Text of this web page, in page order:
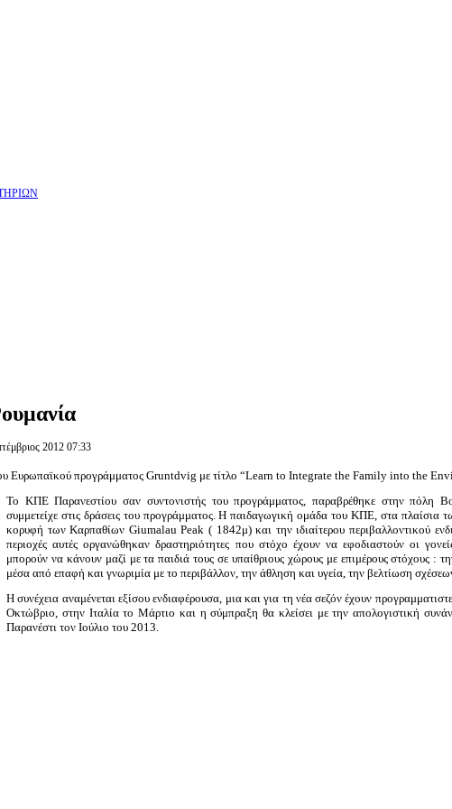
2012 07:33
Ευρωπαϊκού προγράμματος Gruntdvig με τίτλο “Learn to Integrate the Family into the
Το ΚΠΕ Παρανεστίου σαν συντονιστής του προγράμματος, παραβρέθηκε στην πόλη
συμμετείχε στις δράσεις του προγράμματος. Η παιδαγωγική ομάδα του ΚΠΕ, στα πλαίσια
κορυφή των Καρπαθίων Giumalau Peak ( 1842μ) και την ιδιαίτερου περιβαλλοντικού
περιοχές αυτές οργανώθηκαν δραστηριότητες που στόχο έχουν να εφοδιαστούν οι
μπορούν να κάνουν μαζί με τα παιδιά τους σε υπαίθριους χώρους με επιμέρους στόχους :
μέσα από επαφή και γνωριμία με το περιβάλλον, την άθληση και υγεία, την βελτίωση
Η συνέχεια αναμένεται εξίσου ενδιαφέρουσα, μια και για τη νέα σεζόν έχουν
Οκτώβριο, στην Ιταλία το Μάρτιο και η σύμπραξη θα κλείσει με την απολογιστική
Παρανέστι τον Ιούλιο του 2013.